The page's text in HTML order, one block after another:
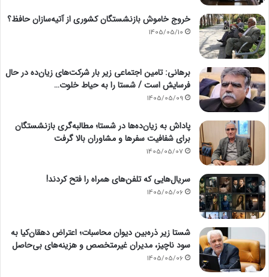
خروج خاموش بازنشستگان کشوری از آتیه‌سازان حافظ؟
1405/05/10
برهانی: تامین اجتماعی زیر بار شرکت‌های زیان‌ده در حال
فرسایش است / شستا را به حیاط خلوت…
1405/05/09
پاداش به زیان‌ده‌ها در شستا؛ مطالبه‌گری بازنشستگان
برای شفافیت سفرها و مشاوران بالا گرفت
1405/05/07
سریال‌هایی که تلفن‌های همراه را فتح کردند!
1405/05/06
شستا زیر ذره‌بین دیوان محاسبات؛ اعتراض دهقان‌کیا به
سود ناچیز، مدیران غیرمتخصص و هزینه‌های بی‌حاصل
1405/05/06